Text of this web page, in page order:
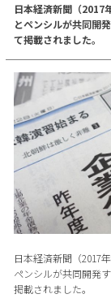
日本経済新聞（2017
とペンシルが共同開
て掲載されました。
日本経済新聞（2017
ペンシルが共同開発
掲載されました。